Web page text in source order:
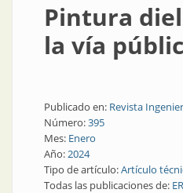
Pintura
la vía
Publicado en: Revista
Número:395
Mes: Enero
Año:2024
Tipo de artículo:Artículo
Todas las publicaciones de: